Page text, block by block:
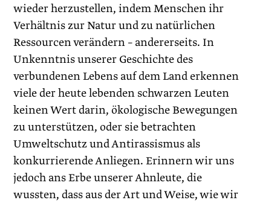
wieder herzustellen, indem Menschen ihr
Verhältnis zur Natur und zu natürlichen
Ressourcen verändern – andererseits. In
Unkenntnis unserer Geschichte des
verbundenen Lebens auf dem Land erkennen
viele der heute lebenden schwarzen Leuten
keinen Wert darin, ökologische Bewegungen
zu unterstützen, oder sie betrachten
Umweltschutz und Antirassismus als
konkurrierende Anliegen. Erinnern wir uns
jedoch ans Erbe unserer Ahnleute, die
wussten, dass aus der Art und Weise, wie wir